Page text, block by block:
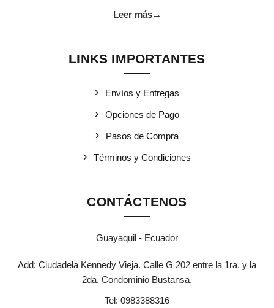
Leer más→
LINKS IMPORTANTES
Envíos y Entregas
Opciones de Pago
Pasos de Compra
Términos y Condiciones
CONTÁCTENOS
Guayaquil - Ecuador
Add: Ciudadela Kennedy Vieja. Calle G 202 entre la 1ra. y la
2da. Condominio Bustansa.
Tel: 0983388316